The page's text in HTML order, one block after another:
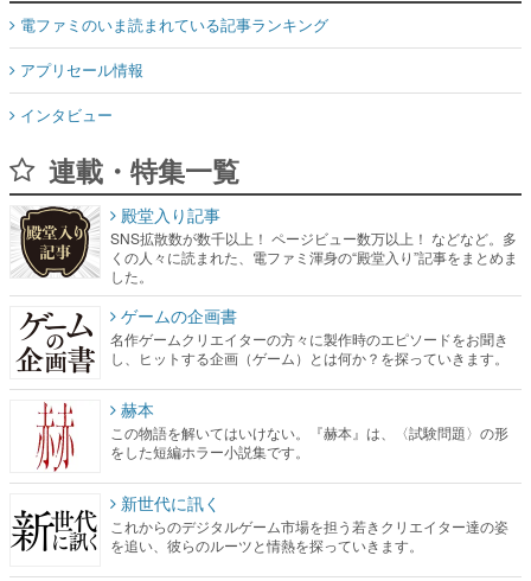
電ファミのいま読まれている記事ランキング
アプリセール情報
インタビュー
連載・特集一覧
殿堂入り記事
SNS拡散数が数千以上！ ページビュー数万以上！ などなど。多
くの人々に読まれた、電ファミ渾身の“殿堂入り”記事をまとめま
した。
ゲームの企画書
名作ゲームクリエイターの方々に製作時のエピソードをお聞き
し、ヒットする企画（ゲーム）とは何か？を探っていきます。
赫本
この物語を解いてはいけない。『赫本』は、〈試験問題〉の形
をした短編ホラー小説集です。
新世代に訊く
これからのデジタルゲーム市場を担う若きクリエイター達の姿
を追い、彼らのルーツと情熱を探っていきます。